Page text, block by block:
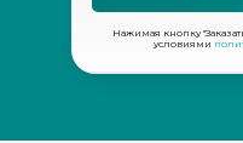
Нажимая кнопку
условиями
Наши